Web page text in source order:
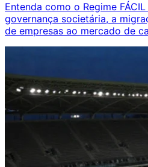
Entenda como o Regime
governança societária, a
de empresas ao mercado de